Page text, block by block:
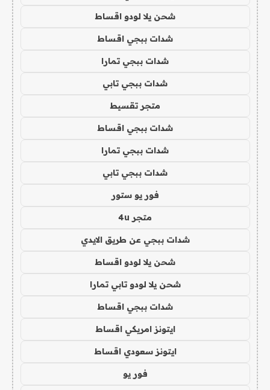
شحن يلا لودو اقساط
شدات ببجي اقساط
شدات ببجي تمارا
شدات ببجي تابي
متجر تقسيط
شدات ببجي اقساط
شدات ببجي تمارا
شدات ببجي تابي
فور يو ستور
متجر 4u
شدات ببجي عن طريق الايدي
شحن يلا لودو اقساط
شحن يلا لودو تابي تمارا
شدات ببجي اقساط
ايتونز امريكي اقساط
ايتونز سعودي اقساط
فور يو